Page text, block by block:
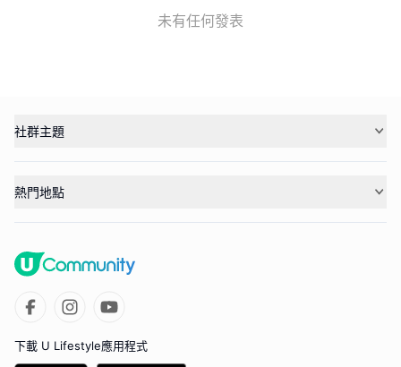
未有任何發表
社群主題
熱門地點
下載 U Lifestyle應用程式